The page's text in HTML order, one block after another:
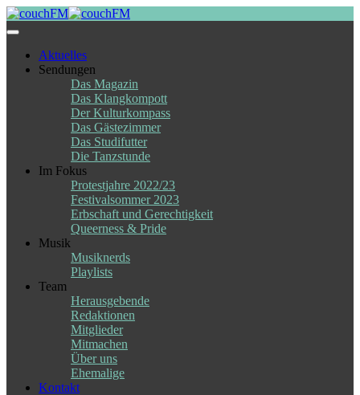
Skip
to
Aktuelles
Sendungen
Das Magazin
Das Klangkompott
Der Kulturkompass
Das Gästezimmer
Das Studifutter
Die Tanzstunde
Im Fokus
Protestjahre 2022/23
Festivalsommer 2023
Erbschaft und Gerechtigkeit
Queerness & Pride
Musik
Musiknerds
Playlists
Team
Herausgebende
Redaktionen
Mitglieder
Mitmachen
Über uns
Ehemalige
Kontakt